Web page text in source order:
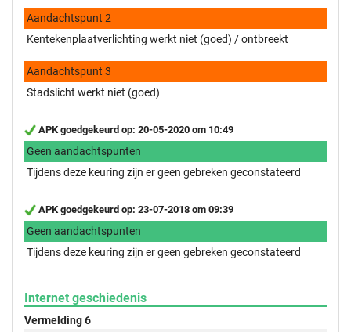
Aandachtspunt 2
Kentekenplaatverlichting werkt niet (goed) / ontbreekt
Aandachtspunt 3
Stadslicht werkt niet (goed)
APK goedgekeurd op: 20-05-2020 om 10:49
Geen aandachtspunten
Tijdens deze keuring zijn er geen gebreken geconstateerd
APK goedgekeurd op: 23-07-2018 om 09:39
Geen aandachtspunten
Tijdens deze keuring zijn er geen gebreken geconstateerd
Internet geschiedenis
Vermelding 6